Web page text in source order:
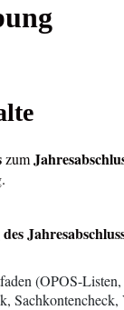
zum
(OPOS-Listen,
Sachkontencheck,